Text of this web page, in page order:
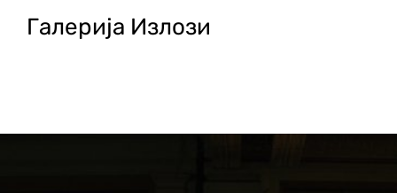
Галерија Излози